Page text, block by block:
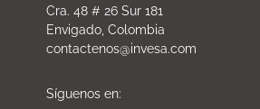
Cra. 48 # 26 Sur 181
Envigado, Colombia
contactenos@invesa.com
Síguenos en: